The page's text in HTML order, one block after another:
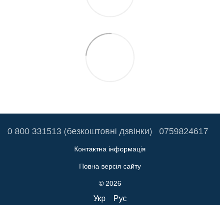
0 800 331513 (безкоштовні дзвінки) 0759824617
Контактна інформація
Повна версія сайту
© 2026
Укр Рус